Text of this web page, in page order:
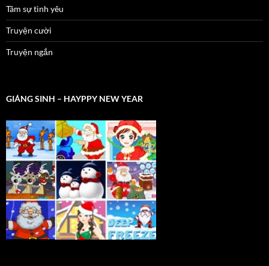
Tâm sự tình yêu
Truyện cười
Truyện ngắn
GIÁNG SINH – HAYPPY NEW YEAR